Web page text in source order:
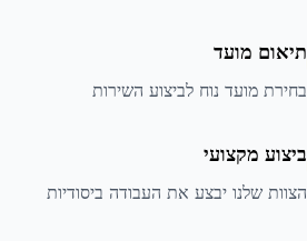
תיאום מועד
בחירת מועד נוח לביצוע השירות
ביצוע מקצועי
הצוות שלנו יבצע את העבודה ביסודיות